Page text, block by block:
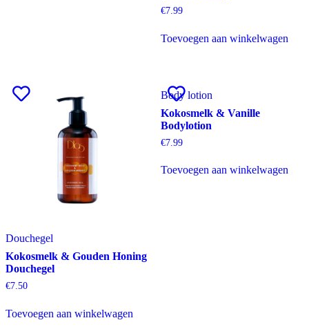
€7.99
Toevoegen aan winkelwagen
Douchegel
Kokosmelk & Gouden Honing
Douchegel
€7.50
Toevoegen aan winkelwagen
Body lotion
Kokosmelk & Vanille
Bodylotion
€7.99
Toevoegen aan winkelwagen